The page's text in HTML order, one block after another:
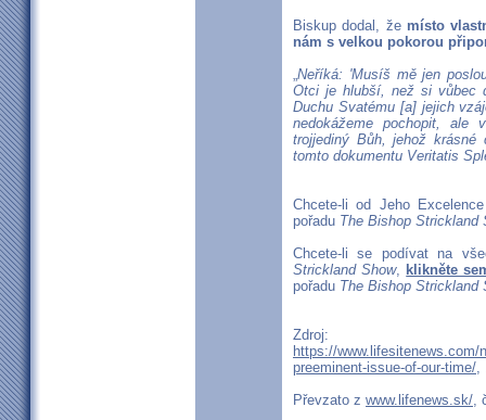
Biskup dodal, že místo
nám s velkou pokorou
„Neříká: 'Musíš mě jen
Otci je hlubší, než si vůbec
Duchu Svatému [a] jejich
nedokážeme pochopit, ale
trojjediný Bůh, jehož
tomto dokumentu Veritatis
Chcete-li od Jeho
pořadu The Bishop Strickland
Chcete-li se podívat na
Strickland Show, klikněte
pořadu The Bishop Strickland
Zdroj:
https://www.lifesitenews.com/
preeminent-issue-of-our-time/,
Převzato z www.lifenews.sk/,